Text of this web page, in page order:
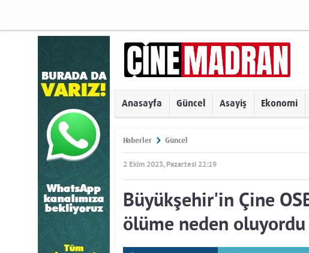
Anasayfa Güncel Asayiş Ekonomi
Haberler Güncel
2 Ekim 2023, Pazartesi 22:19
Büyükşehir'in Çine
ölüme neden oluyordu